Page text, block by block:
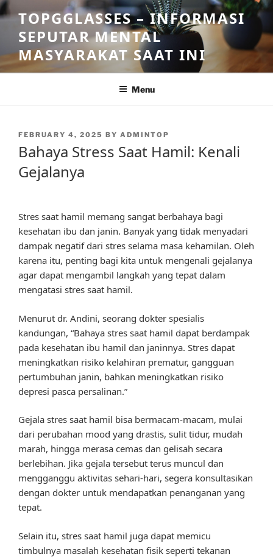
Skip
to
content
TOPGGLASSES – INFORMASI
SEPUTAR MENTAL
MASYARAKAT SAAT INI
Menu
POSTED
FEBRUARY 4, 2025 BY ADMINTOP
Bahaya Stress Saat Hamil: Kenali
Gejalanya
Stres saat hamil memang sangat berbahaya bagi
kesehatan ibu dan janin. Banyak yang tidak menyadari
dampak negatif dari stres selama masa kehamilan. Oleh
karena itu, penting bagi kita untuk mengenali gejalanya
agar dapat mengambil langkah yang tepat dalam
mengatasi stres saat hamil.
Menurut dr. Andini, seorang dokter spesialis
kandungan, “Bahaya stres saat hamil dapat berdampak
pada kesehatan ibu hamil dan janinnya. Stres dapat
meningkatkan risiko kelahiran prematur, gangguan
pertumbuhan janin, bahkan meningkatkan risiko
depresi pasca persalinan.”
Gejala stres saat hamil bisa bermacam-macam, mulai
dari perubahan mood yang drastis, sulit tidur, mudah
marah, hingga merasa cemas dan gelisah secara
berlebihan. Jika gejala tersebut terus muncul dan
mengganggu aktivitas sehari-hari, segera konsultasikan
dengan dokter untuk mendapatkan penanganan yang
tepat.
Selain itu, stres saat hamil juga dapat memicu
timbulnya masalah kesehatan fisik seperti tekanan